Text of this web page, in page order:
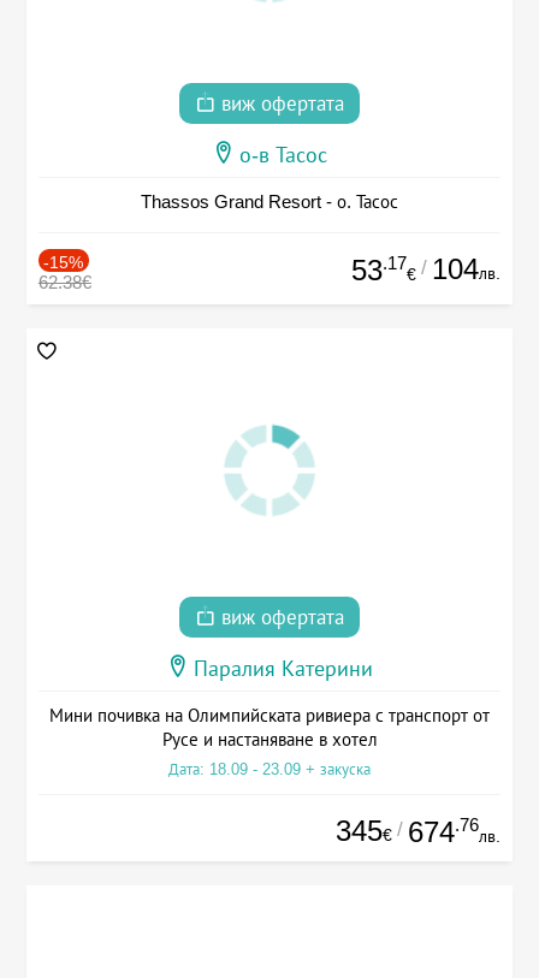
виж офертата
о-в Тасос
Thassos Grand Resort - о. Тасос
-15%
62.38€ 53.17
€ / 104лв.
виж офертата
Паралия Катерини
Мини почивка на Олимпийската ривиера с транспорт от
Русе и настаняване в хотел
Дата: 18.09 - 23.09 + закуска
345€ / 674.76
лв.